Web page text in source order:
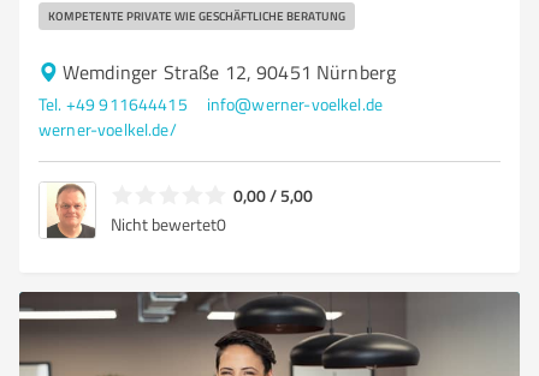
KOMPETENTE PRIVATE WIE GESCHÄFTLICHE BERATUNG
Wemdinger Straße 12, 90451 Nürnberg
Tel. +49 911644415
info@werner-voelkel.de
werner-voelkel.de/
0,00 / 5,00
Nicht bewertet0